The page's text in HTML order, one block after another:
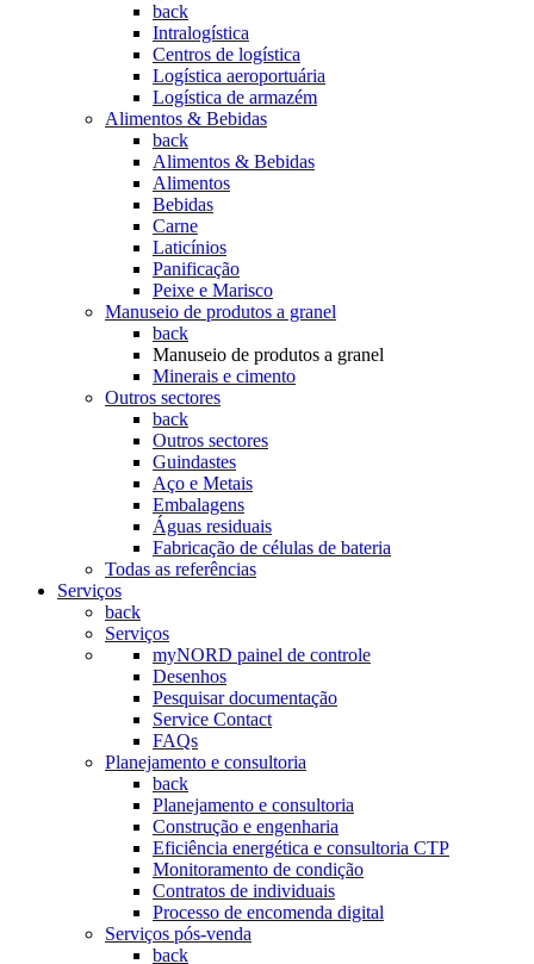
back
Intralogística
Centros de logística
Logística aeroportuária
Logística de armazém
Alimentos & Bebidas
back
Alimentos & Bebidas
Alimentos
Bebidas
Carne
Laticínios
Panificação
Peixe e Marisco
Manuseio de produtos a granel
back
Manuseio de produtos a granel
Minerais e cimento
Outros sectores
back
Outros sectores
Guindastes
Aço e Metais
Embalagens
Águas residuais
Fabricação de células de bateria
Todas as referências
Serviços
back
Serviços
myNORD painel de controle
Desenhos
Pesquisar documentação
Service Contact
FAQs
Planejamento e consultoria
back
Planejamento e consultoria
Construção e engenharia
Eficiência energética e consultoria CTP
Monitoramento de condição
Contratos de individuais
Processo de encomenda digital
Serviços pós-venda
back